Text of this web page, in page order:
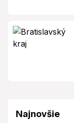
Najnovšie